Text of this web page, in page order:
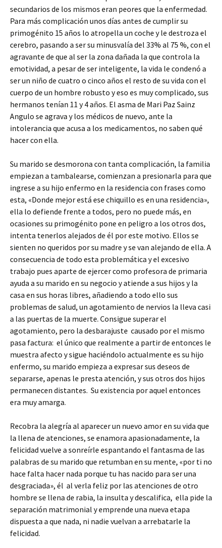
secundarios de los mismos eran peores que la enfermedad.
Para más complicación unos días antes de cumplir su
primogénito 15 años lo atropella un coche y le destroza el
cerebro, pasando a ser su minusvalía del 33% al 75 %, con el
agravante de que al ser la zona dañada la que controla la
emotividad, a pesar de ser inteligente, la vida le condenó a
ser un niño de cuatro o cinco años el resto de su vida con el
cuerpo de un hombre robusto y eso es muy complicado, sus
hermanos tenían 11 y 4 años. El asma de Mari Paz Sainz
Angulo se agrava y los médicos de nuevo, ante la
intolerancia que acusa a los medicamentos, no saben qué
hacer con ella.
Su marido se desmorona con tanta complicación, la familia
empiezan a tambalearse, comienzan a presionarla para que
ingrese a su hijo enfermo en la residencia con frases como
esta, «Donde mejor está ese chiquillo es en una residencia»,
ella lo defiende frente a todos, pero no puede más, en
ocasiones su primogénito pone en peligro a los otros dos,
intenta tenerlos alejados de él por este motivo. Ellos se
sienten no queridos por su madre y se van alejando de ella. A
consecuencia de todo esta problemática y el excesivo
trabajo pues aparte de ejercer como profesora de primaria
ayuda a su marido en su negocio y atiende a sus hijos y la
casa en sus horas libres, añadiendo a todo ello sus
problemas de salud, un agotamiento de nervios la lleva casi
a las puertas de la muerte. Consigue superar el
agotamiento, pero la desbarajuste causado por el mismo
pasa factura: el único que realmente a partir de entonces le
muestra afecto y sigue haciéndolo actualmente es su hijo
enfermo, su marido empieza a expresar sus deseos de
separarse, apenas le presta atención, y sus otros dos hijos
permanecen distantes. Su existencia por aquel entonces
era muy amarga.
Recobra la alegría al aparecer un nuevo amor en su vida que
la llena de atenciones, se enamora apasionadamente, la
felicidad vuelve a sonreírle espantando el fantasma de las
palabras de su marido que retumban en su mente, «por ti no
hace falta hacer nada porque tu has nacido para ser una
desgraciada», él al verla feliz por las atenciones de otro
hombre se llena de rabia, la insulta y descalifica, ella pide la
separación matrimonial y emprende una nueva etapa
dispuesta a que nada, ni nadie vuelvan a arrebatarle la
felicidad.